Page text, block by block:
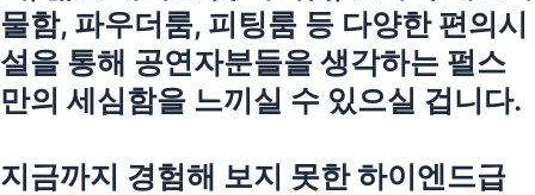
물함, 파우더룸, 피팅룸 등 다양한 편의시
설을 통해 공연자분들을 생각하는 펄스
만의 세심함을 느끼실 수 있으실 겁니다.
지금까지 경험해 보지 못한 하이엔드급